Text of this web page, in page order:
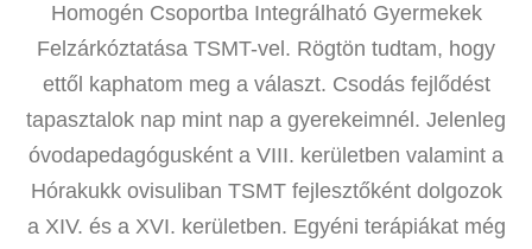
Homogén Csoportba Integrálható Gyermekek
Felzárkóztatása TSMT-vel. Rögtön tudtam, hogy
ettől kaphatom meg a választ. Csodás fejlődést
tapasztalok nap mint nap a gyerekeimnél. Jelenleg
óvodapedagógusként a VIII. kerületben valamint a
Hórakukk ovisuliban TSMT fejlesztőként dolgozok
a XIV. és a XVI. kerületben. Egyéni terápiákat még